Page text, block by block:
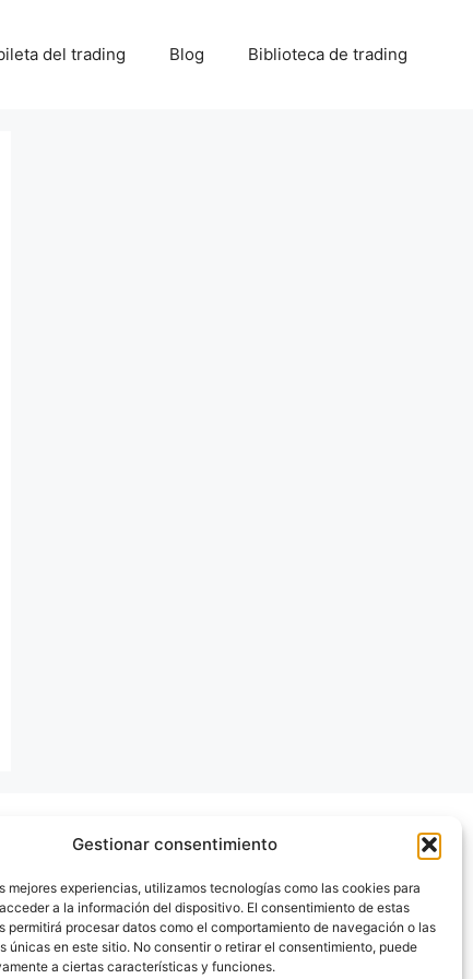
Gestionar consentimiento
mejores experiencias, utilizamos tecnologías como las cookies para
a la información del dispositivo. El consentimiento de estas
permitirá procesar datos como el comportamiento de navegación o las
únicas en este sitio. No consentir o retirar el consentimiento, puede
a ciertas características y funciones.
del trading Blog Biblioteca de trading